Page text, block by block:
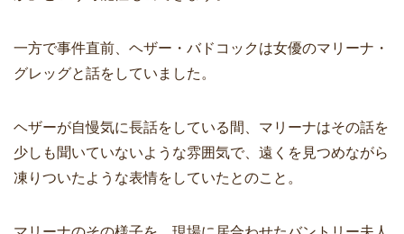
一方で事件直前、ヘザー・バドコックは女優のマリーナ・
グレッグと話をしていました。
ヘザーが自慢気に長話をしている間、マリーナはその話を
少しも聞いていないような雰囲気で、遠くを見つめながら
凍りついたような表情をしていたとのこと。